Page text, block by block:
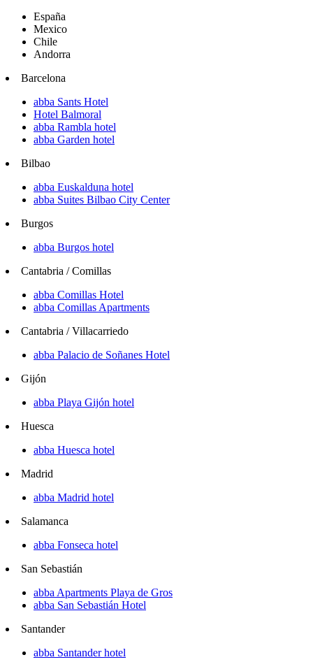
España
Mexico
Chile
Andorra
Barcelona
abba Sants Hotel
Hotel Balmoral
abba Rambla hotel
abba Garden hotel
Bilbao
abba Euskalduna hotel
abba Suites Bilbao City Center
Burgos
abba Burgos hotel
Cantabria / Comillas
abba Comillas Hotel
abba Comillas Apartments
Cantabria / Villacarriedo
abba Palacio de Soñanes Hotel
Gijón
abba Playa Gijón hotel
Huesca
abba Huesca hotel
Madrid
abba Madrid hotel
Salamanca
abba Fonseca hotel
San Sebastián
abba Apartments Playa de Gros
abba San Sebastián Hotel
Santander
abba Santander hotel